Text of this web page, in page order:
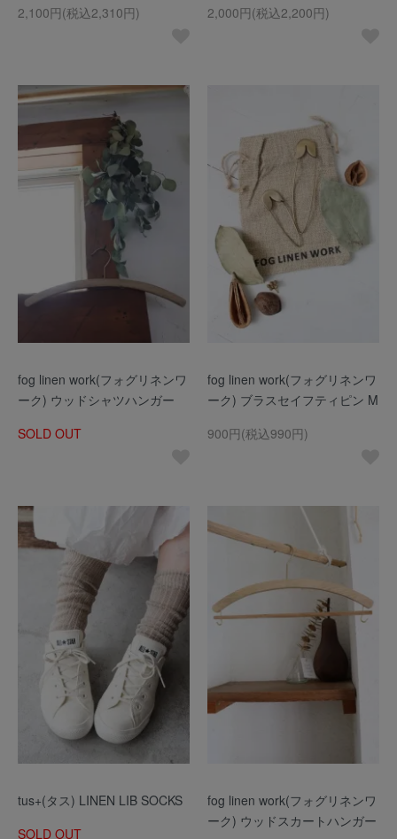
2,100円(税込2,310円)
2,000円(税込2,200円)
fog linen work(フォグリネンワ
ーク) ウッドシャツハンガー
SOLD OUT
fog linen work(フォグリネンワ
ーク) ブラスセイフティピン M
900円(税込990円)
tus+(タス) LINEN LIB SOCKS
SOLD OUT
fog linen work(フォグリネンワ
ーク) ウッドスカートハンガー